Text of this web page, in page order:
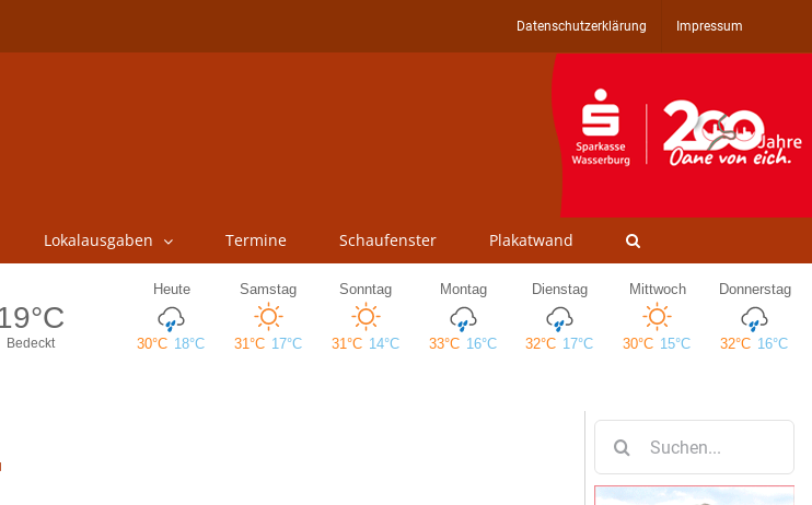
Datenschutzerklärung Impressum
Lokalausgaben Termine Schaufenster Plakatwand
nach: